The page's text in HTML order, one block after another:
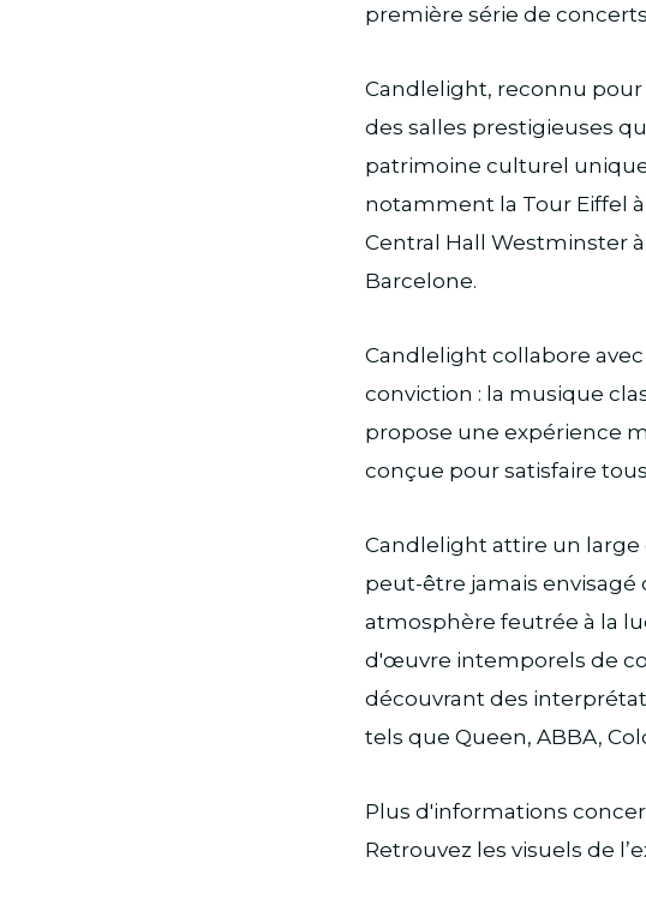
première série de
Candlelight, reconnu pour
des salles prestigieuses
patrimoine culturel
notamment la Tour Eiffel à
Central Hall Westminster
Barcelone.
Candlelight collabore
conviction : la musique
propose une expérience
conçue pour satisfaire
Candlelight attire un large
peut-être jamais envisagé
atmosphère feutrée à la
d'œuvre intemporels de
découvrant des
tels que Queen, ABBA,
Plus d'informations
Retrouvez les visuels de